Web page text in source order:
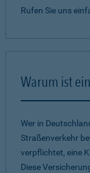
Rufen Sie uns
Warum ist
Wer in
Straßenverkehr
verpflichtet, eine
Diese